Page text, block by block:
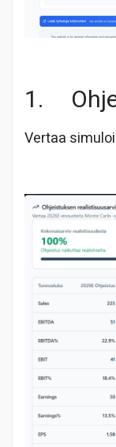
1.
Vertaa